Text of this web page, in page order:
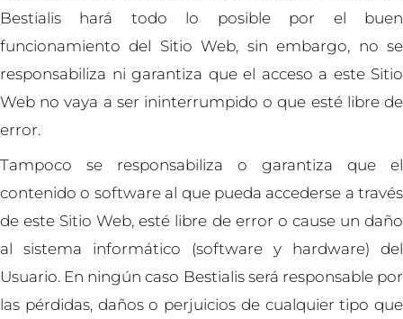
Bestialis hará todo lo posible por el buen
funcionamiento del Sitio Web, sin embargo, no se
responsabiliza ni garantiza que el acceso a este Sitio
Web no vaya a ser ininterrumpido o que esté libre de
error.
Tampoco se responsabiliza o garantiza que el
contenido o software al que pueda accederse a través
de este Sitio Web, esté libre de error o cause un daño
al sistema informático (software y hardware) del
Usuario. En ningún caso Bestialis será responsable por
las pérdidas, daños o perjuicios de cualquier tipo que